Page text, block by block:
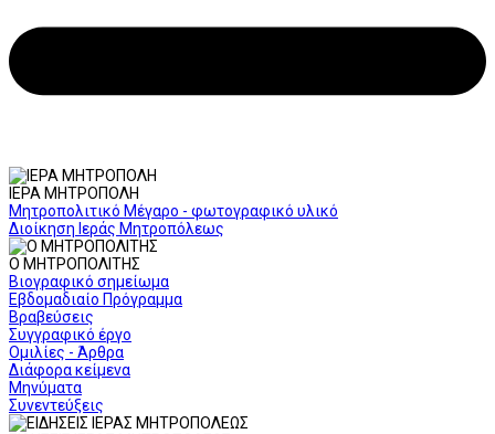
ΙΕΡΑ ΜΗΤΡΟΠΟΛΗ
Μητροπολιτικό Μέγαρο - φωτογραφικό υλικό
Διοίκηση Ιεράς Μητροπόλεως
Ο ΜΗΤΡΟΠΟΛΙΤΗΣ
Βιογραφικό σημείωμα
Εβδομαδιαίο Πρόγραμμα
Βραβεύσεις
Συγγραφικό έργο
Ομιλίες - Άρθρα
Διάφορα κείμενα
Μηνύματα
Συνεντεύξεις